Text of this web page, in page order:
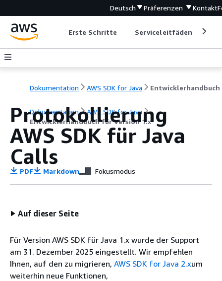
Deutsch Präferenzen Kontakt
Erste Schritte Serviceleitfäden
Dokumentation AWS SDK for Java
Dokumentation
AWS SDK for Java
Entwicklerhandbuch für Version 1.x
Protokollierung
AWS SDK für Java
Calls
PDF Markdown Fokusmodus
Auf dieser Seite
Für Version AWS SDK für Java 1.x wurde der Support
am 31. Dezember 2025 eingestellt. Wir empfehlen
Ihnen, auf den zu migrieren, AWS SDK for Java 2.xum
weiterhin neue Funktionen,